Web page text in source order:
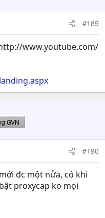
#189
www.youtube.com/
GVN
#190
đc một nửa, có khi
proxycap ko mọi